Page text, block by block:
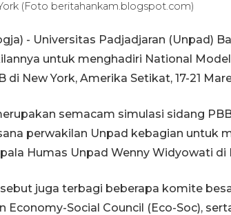
(Foto beritahankam.blogspot.com)
- Universitas Padjadjaran (Unpad)
untuk menghadiri National
di New York, Amerika Setikat, 17-21
semacam simulasi sidang
perwakilan Unpad kebagian untuk
Humas Unpad Wenny Widyowati di
juga terbagi beberapa komite
Economy-Social Council (Eco-Soc),